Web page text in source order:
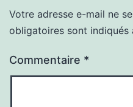
Votre adresse e-mail ne
obligatoires sont indiqués
Commentaire *